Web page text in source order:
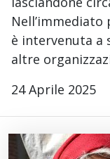
è intervenuta a
altre
24 Aprile 2025